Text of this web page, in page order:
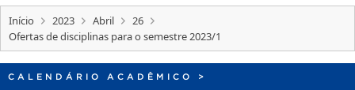
EDITAIS
INTERNACIONAL
OUVIDORIA
Início 2023 Abril
26
Ofertas de disciplinas para o semestre 2023/1
CALENDÁRIO ACADÊMICO >